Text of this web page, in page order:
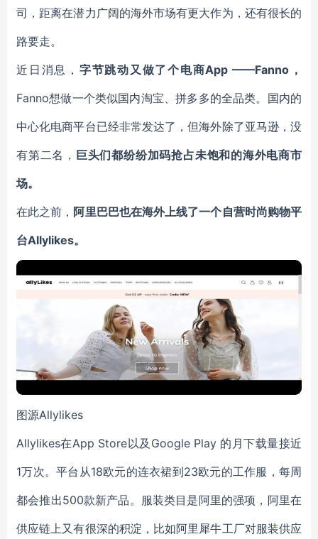
司，距离在潜力广阔的海外市场有更大作为，还有很长的
路要走。
近日消息， 字节跳动又做了个电商App ——Fanno，
Fanno想做一个类似国内淘宝、拼多多的全品类。国内的
中心化电商平台已经非常发达了，但海外除了亚马逊，没
有第二名， 巨头们都纷纷加码抢占未饱和的海外电商市
场。
在此之前， 阿里巴巴也在海外上线了一个自营时尚购物平
台Allylikes。
图源Allylikes
Allylikes在App Store以及Google Play 的月下载量接近
1万次。平台从18欧元的连衣裙到23欧元的工作服，每周
都会推出500款新产品。服装类目是阿里的强项，阿里在
供应链上又有很深的积淀，比如阿里犀牛工厂对服装供应